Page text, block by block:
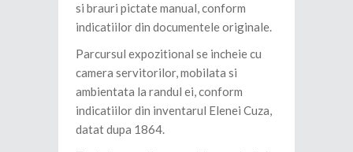
si brauri pictate manual, conform
indicatiilor din documentele originale.
Parcursul expozitional se incheie cu
camera servitorilor, mobilata si
ambientata la randul ei, conform
indicatiilor din inventarul Elenei Cuza,
datat dupa 1864.